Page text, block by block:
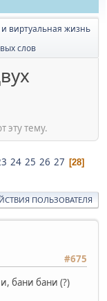
и виртуальная жизнь
слов
эту тему.
24 25 26 27 28
ПОЛЬЗОВАТЕЛЯ
#675
бани бани (?)